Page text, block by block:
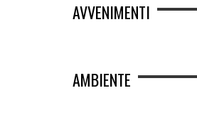
AVVENIMENTI
AMBIENTE